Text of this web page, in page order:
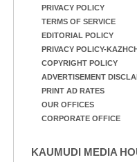
PRIVACY POLICY
TERMS OF SERVICE
EDITORIAL POLICY
PRIVACY POLICY-
COPYRIGHT POLICY
ADVERTISEMENT
PRINT AD RATES
OUR OFFICES
CORPORATE OFFICE
KAUMUDI MEDIA